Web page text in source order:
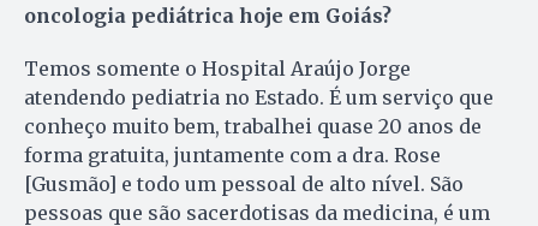
oncologia pediátrica hoje em Goiás?
Temos somente o Hospital Araújo Jorge
atendendo pediatria no Estado. É um serviço que
conheço muito bem, trabalhei quase 20 anos de
forma gratuita, juntamente com a dra. Rose
[Gusmão] e todo um pessoal de alto nível. São
pessoas que são sacerdotisas da medicina, é um